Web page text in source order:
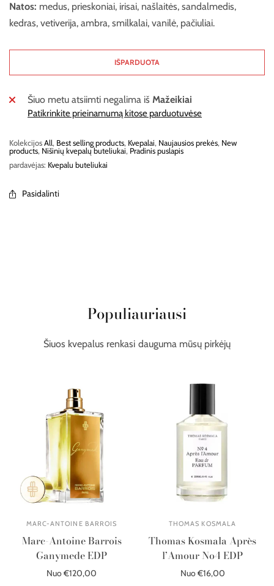
Natos: medus, prieskoniai, irisai, našlaitės, sandalmedis,
kedras, vetiverija, ambra, smilkalai, vanilė, pačiuliai.
IŠPARDUOTA
Šiuo metu atsiimti negalima išMažeikiai
Patikrinkite prieinamumą kitose parduotuvėse
KolekcijosAll, Best selling products, Kvepalai, Naujausios prekės, New
products, Nišinių kvepalų buteliukai, Pradinis puslapis
pardavėjas: Kvepalu buteliukai
Pasidalinti
Populiauriausi
Šiuos kvepalus renkasi dauguma mūsų pirkėjų
MARC-ANTOINE BARROIS
Marc-Antoine Barrois
Ganymede EDP
Nuo €120,00
THOMAS KOSMALA
Thomas Kosmala Après
l’Amour No4 EDP
Nuo €16,00